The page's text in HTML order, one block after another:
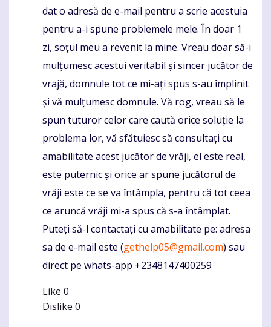
dat o adresă de e-mail pentru a scrie acestuia
pentru a-i spune problemele mele. În doar 1
zi, soțul meu a revenit la mine. Vreau doar să-i
mulțumesc acestui veritabil și sincer jucător de
vrajă, domnule tot ce mi-ați spus s-au împlinit
și vă mulțumesc domnule. Vă rog, vreau să le
spun tuturor celor care caută orice soluție la
problema lor, vă sfătuiesc să consultați cu
amabilitate acest jucător de vrăji, el este real,
este puternic și orice ar spune jucătorul de
vrăji este ce se va întâmpla, pentru că tot ceea
ce aruncă vrăji mi-a spus că s-a întâmplat.
Puteți să-l contactați cu amabilitate pe: adresa
sa de e-mail este (gethelp05@gmail.com) sau
direct pe whats-app +2348147400259
Like 0
Dislike 0